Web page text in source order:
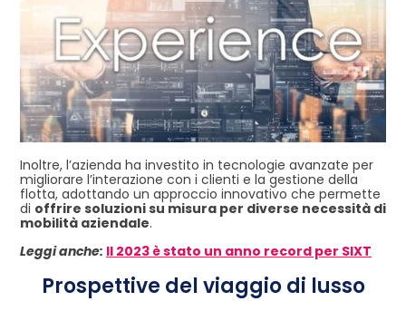
Inoltre, l’azienda ha investito in tecnologie avanzate per
migliorare l’interazione con i clienti e la gestione della
flotta, adottando un approccio innovativo che permette
di offrire soluzioni su misura per diverse necessità di
mobilità aziendale.
Leggi anche: Il 2023 è stato un anno record per SIXT
Prospettive del viaggio di lusso